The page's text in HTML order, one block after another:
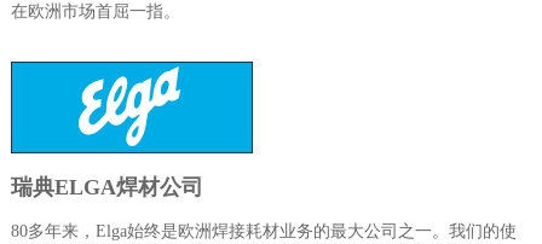
在欧洲市场首屈一指。
瑞典ELGA焊材公司
80多年来，Elga始终是欧洲焊接耗材业务的最大公司之一。我们的使